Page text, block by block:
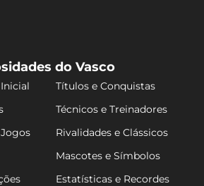
do Vasco
Títulos e Conquistas
Técnicos e Treinadores
Rivalidades e Clássicos
Mascotes e Símbolos
Estatísticas e Recordes